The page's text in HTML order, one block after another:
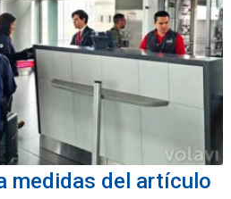
medidas del artículo